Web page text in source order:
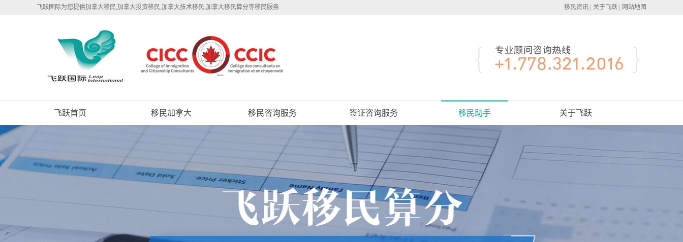
飞跃国际为您提供加拿大移民,加拿大投资移民,加拿大技术移民,加拿大移民算分等移民服务. 移民资讯 关于飞跃 网站地图
飞跃首页 移民加拿大 移民咨询服务 签证咨询服务 移民助手 关于飞跃